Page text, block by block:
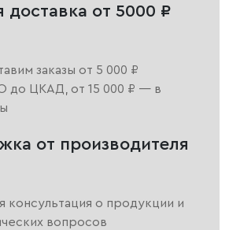
доставка от 5000 ₽
заказы от 5 000 ₽
до ЦКАД, от 15 000 ₽ — в
от производителя
консультация о продукции и
вопросов